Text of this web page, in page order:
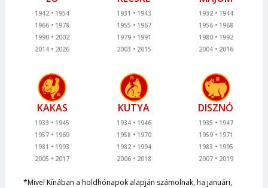
1942
1954
1966
1978
1990
2002
2014
2026
1931
1943
1955
1967
1979
1991
2003
2015
1932
1944
1956
1968
1980
1992
2004
2016
KAKAS
1933
1945
1957
1969
1981
1993
2005
2017
KUTYA
1934
1946
1958
1970
1982
1994
2006
2018
DISZNÓ
1935
1947
1959
1971
1983
1995
2007
2019
*Mivel Kínában a holdhónapok alapján számolnak, ha januári,